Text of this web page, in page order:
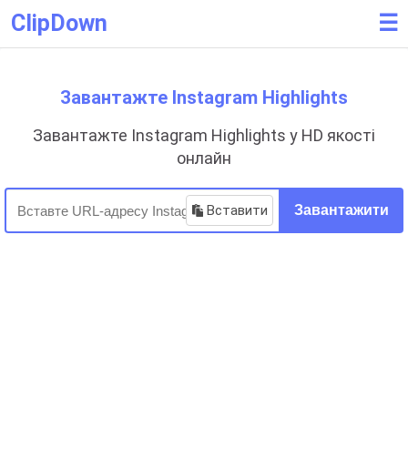
ClipDown ☰
Завантажте Instagram Highlights
Завантажте Instagram Highlights у HD якості
онлайн
Вставити Завантажити